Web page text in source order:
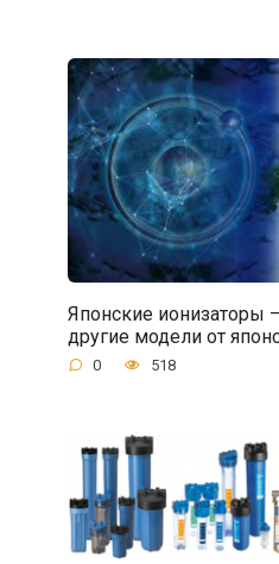
Японские ионизаторы
другие модели от
0 518